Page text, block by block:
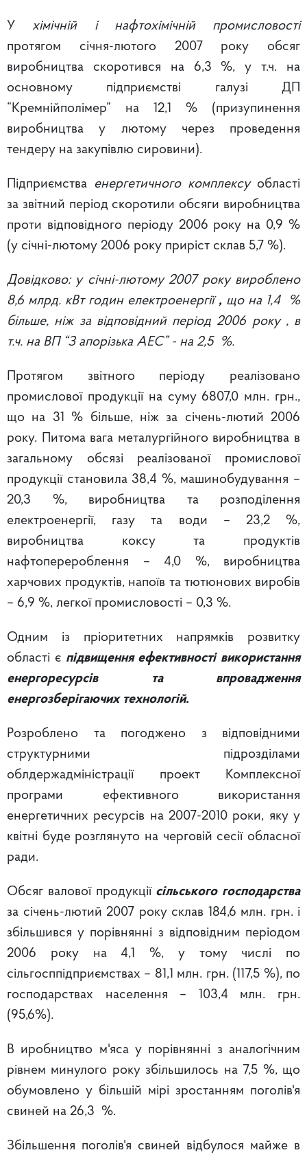
Ухімічній і нафтохімічній промисловості
протягом січня-лютого 2007 року обсяг
виробництва скоротився на 6,3 %, у т.ч. на
основному підприємстві галузі ДП
“Кремнійполімер” на 12,1 % (призупинення
виробництва у лютому через проведення
тендеру на закупівлю сировини).
Підприємства енергетичного комплексу області
за звітний період скоротили обсяги виробництва
проти відповідного періоду 2006 року на 0,9 %
(у січні-лютому 2006 року приріст склав 5,7 %).
Довідково: у січні-лютому 2007 року вироблено
8,6 млрд. кВт годин електроенергії , що на 1,4 %
більше, ніж за відповідний період 2006 року , в
т.ч. на ВП “З апорізька АЕС” - на 2,5 %.
Протягом звітного періоду реалізовано
промислової продукції на суму 6807,0 млн. грн.,
що на 31 % більше, ніж за січень-лютий 2006
року. Питома вага металургійного виробництва в
загальному обсязі реалізованої промислової
продукції становила 38,4 %, машинобудування –
20,3 %, виробництва та розподілення
електроенергії, газу та води – 23,2 %,
виробництва коксу та продуктів
нафтоперероблення – 4,0 %, виробництва
харчових продуктів, напоїв та тютюнових виробів
– 6,9 %, легкої промисловості – 0,3 %.
Одним із пріоритетних напрямків розвитку
області є підвищення ефективності використання
енергоресурсів та впровадження
енергозберігаючих технологій.
Розроблено та погоджено з відповідними
структурними підрозділами
облдержадміністрації проект Комплексної
програми ефективного використання
енергетичних ресурсів на 2007-2010 роки, яку у
квітні буде розглянуто на черговій сесії обласної
ради.
Обсяг валової продукції сільського господарства
за січень-лютий 2007 року склав 184,6 млн. грн. і
збільшився у порівнянні з відповідним періодом
2006 року на 4,1 %, у тому числі по
сільгосппідприємствах – 81,1 млн. грн. (117,5 %), по
господарствах населення – 103,4 млн. грн.
(95,6%).
В иробництво м'яса у порівнянні з аналогічним
рівнем минулого року збільшилось на 7,5 %, що
обумовлено у більшій мірі зростанням поголів'я
свиней на 26,3 %.
Збільшення поголів'я свиней відбулося майже в